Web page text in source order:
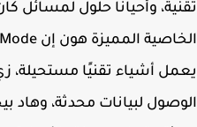
وأحيانًا حلول لمسائل
أشياء تقنيًا مستحيلة، زي
لبيانات محدثة، وهاد